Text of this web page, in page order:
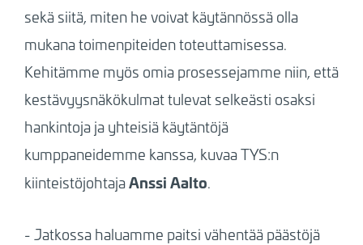
sekä siitä, miten he voivat käytännössä olla
mukana toimenpiteiden toteuttamisessa.
Kehitämme myös omia prosessejamme niin, että
kestävyysnäkökulmat tulevat selkeästi osaksi
hankintoja ja yhteisiä käytäntöjä
kumppaneidemme kanssa, kuvaa TYS:n
kiinteistöjohtajaAnssi Aalto.
- Jatkossa haluamme paitsi vähentää päästöjä